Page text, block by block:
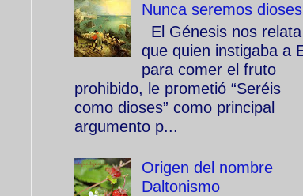
Nunca seremos dioses
El Génesis nos relata
que quien instigaba a
para comer el fruto
prohibido, le prometió “Seréis
como dioses” como principal
argumento p...
Origen del nombre
Daltonismo